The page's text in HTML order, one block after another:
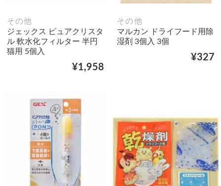
その他
ジェックス ピュアクリスタ
ル 軟水化フィルター 半円
猫用 5個入
¥1,958
その他
マルカン ドライフード用除
湿剤 3個入 3個
¥327